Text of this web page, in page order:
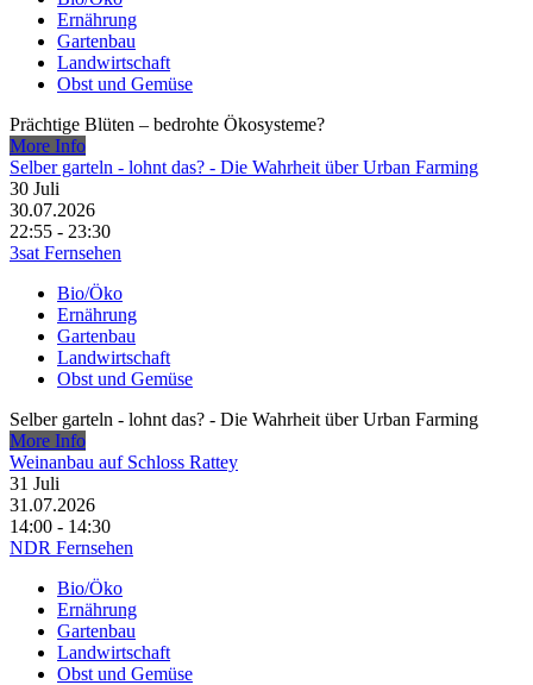
Ernährung
Gartenbau
Landwirtschaft
Obst und Gemüse
Prächtige Blüten – bedrohte Ökosysteme?
More Info
Selber garteln - lohnt das? - Die Wahrheit über Urban Farming
30 Juli
30.07.2026
22:55 - 23:30
3sat Fernsehen
Bio/Öko
Ernährung
Gartenbau
Landwirtschaft
Obst und Gemüse
Selber garteln - lohnt das? - Die Wahrheit über Urban Farming
More Info
Weinanbau auf Schloss Rattey
31 Juli
31.07.2026
14:00 - 14:30
NDR Fernsehen
Bio/Öko
Ernährung
Gartenbau
Landwirtschaft
Obst und Gemüse